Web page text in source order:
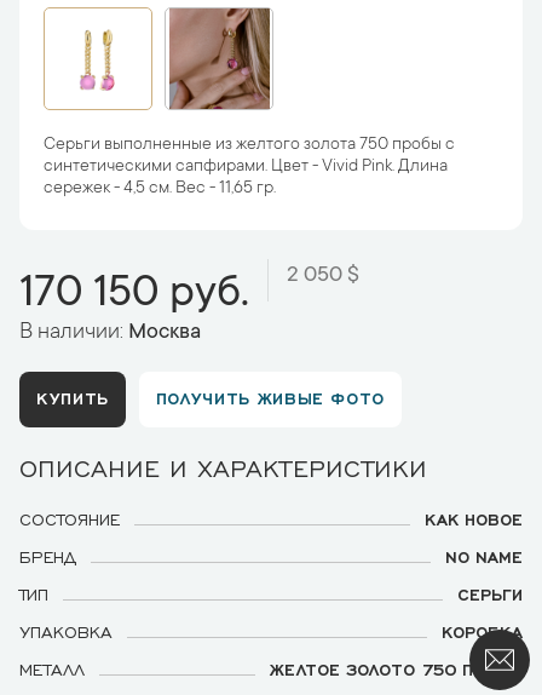
Серьги выполненные из желтого золота 750 пробы с
синтетическими сапфирами. Цвет - Vivid Pink. Длина
сережек - 4,5 см. Вес - 11,65 гр.
170 150 руб. 2 050 $
В наличии: Москва
КУПИТЬ ПОЛУЧИТЬ ЖИВЫЕ ФОТО
ОПИСАНИЕ И ХАРАКТЕРИСТИКИ
СОСТОЯНИЕ
КАК НОВОЕ
БРЕНД
NO NAME
ТИП
СЕРЬГИ
УПАКОВКА
КОРОБКА
МЕТАЛЛ
ЖЕЛТОЕ ЗОЛОТО 750 ПРОБЫ